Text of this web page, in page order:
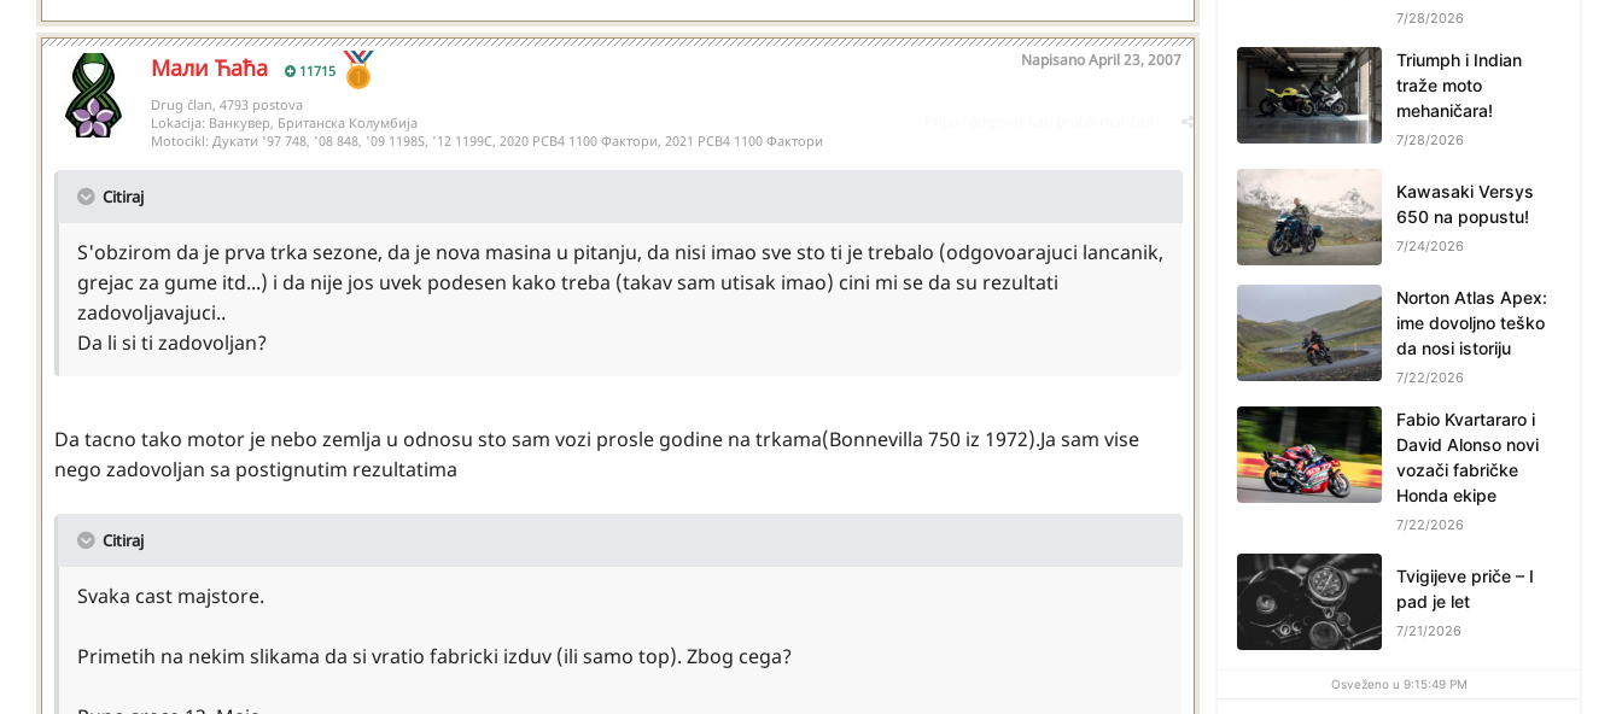
Мали Ћаћа 11715
NapisanoApril 23, 2007
Drug član, 4793 postova
Lokacija: Ванкувер, Британска Колумбија
Motocikl: Дукати '97 748, '08 848, '09 1198S, '12 1199С, 2020 РСВ4 1100 Фактори, 2021 РСВ4 1100 Фактори
Citiraj
S'obzirom da je prva trka sezone, da je nova masina u pitanju, da nisi imao sve sto ti je trebalo (odgovoarajuci lancanik,
grejac za gume itd...) i da nije jos uvek podesen kako treba (takav sam utisak imao) cini mi se da su rezultati
zadovoljavajuci..
Da li si ti zadovoljan?
Da tacno tako motor je nebo zemlja u odnosu sto sam vozi prosle godine na trkama(Bonnevilla 750 iz 1972).Ja sam vise
nego zadovoljan sa postignutim rezultatima
Citiraj
Svaka cast majstore.
Primetih na nekim slikama da si vratio fabricki izduv (ili samo top). Zbog cega?
7/28/2026
Triumph i Indian
traže moto
mehaničara!
7/28/2026
Kawasaki Versys
650 na popustu!
7/24/2026
Norton Atlas Apex:
ime dovoljno teško
da nosi istoriju
7/22/2026
Fabio Kvartararo i
David Alonso novi
vozači fabričke
Honda ekipe
7/22/2026
Tvigijeve priče – I
pad je let
7/21/2026
Osveženo u 9:15:49 PM